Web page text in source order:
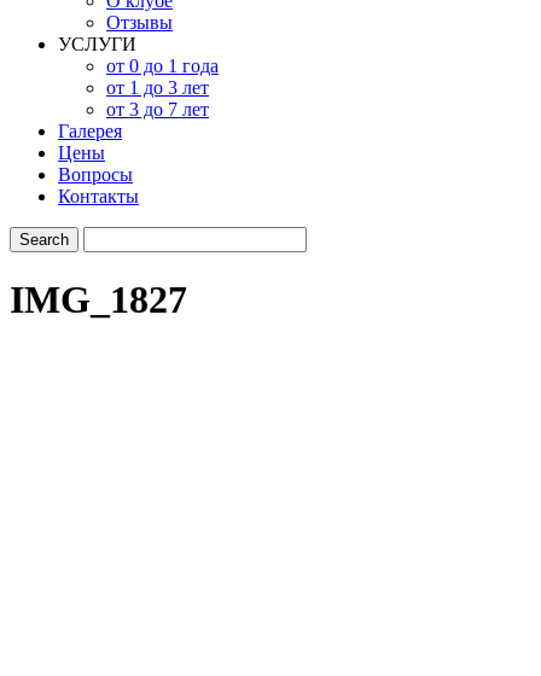
Отзывы
УСЛУГИ
от 0 до 1 года
от 1 до 3 лет
от 3 до 7 лет
Галерея
Цены
Вопросы
Контакты
IMG_1827